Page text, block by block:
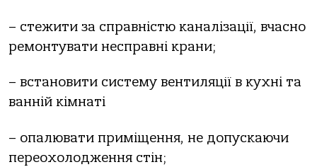
– стежити за справністю каналізації, вчасно
ремонтувати несправні крани;
– встановити систему вентиляції в кухні та
ванній кімнаті
– опалювати приміщення, не допускаючи
переохолодження стін;